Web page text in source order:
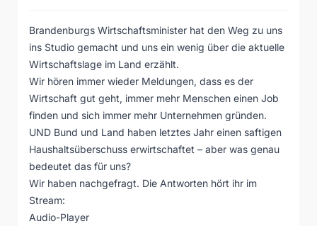
Brandenburgs Wirtschaftsminister hat den Weg zu uns
ins Studio gemacht und uns ein wenig über die aktuelle
Wirtschaftslage im Land erzählt.
Wir hören immer wieder Meldungen, dass es der
Wirtschaft gut geht, immer mehr Menschen einen Job
finden und sich immer mehr Unternehmen gründen.
UND Bund und Land haben letztes Jahr einen saftigen
Haushaltsüberschuss erwirtschaftet – aber was genau
bedeutet das für uns?
Wir haben nachgefragt. Die Antworten hört ihr im
Stream:
Audio-Player